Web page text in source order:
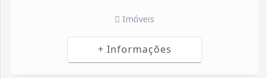
Imóveis
+ Informações